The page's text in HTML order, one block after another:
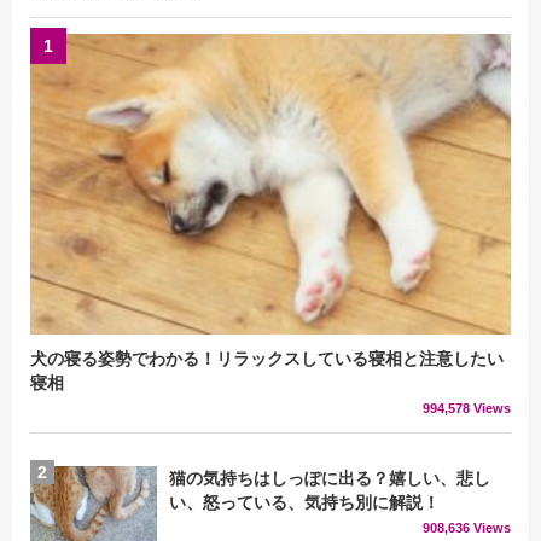
犬の寝る姿勢でわかる！リラックスしている寝相と注意したい
寝相
994,578 Views
猫の気持ちはしっぽに出る？嬉しい、悲し
い、怒っている、気持ち別に解説！
908,636 Views